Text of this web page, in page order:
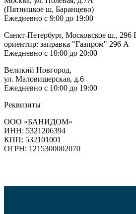
(Пятницкое ш, Баранцево)
Ежедневно с 9:00 до 19:00
Санкт-Петербург, Московское ш., 296
ориентир: заправка "Газпром" 296 А
Ежедневно с 10:00 до 20:00
Великий Новгород,
ул. Маловишерская, д.6
Ежедневно с 10:00 до 19:00
Реквизиты
ООО «БАНИДОМ»
ИНН: 5321206394
КПП: 532101001
ОГРН: 1215300002070